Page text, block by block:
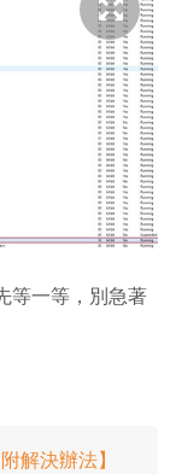
等一等，別急著
解決辦法】